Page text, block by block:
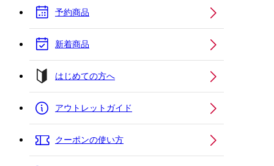
予約商品
新着商品
はじめての方へ
アウトレットガイド
クーポンの使い方